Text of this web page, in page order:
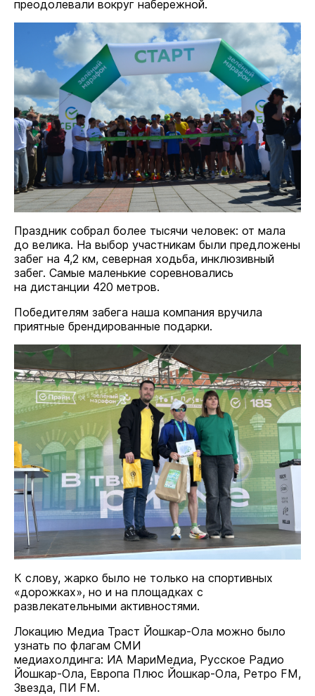
преодолевали вокруг набережной.
Праздник собрал более тысячи человек: от мала
до велика. На выбор участникам были предложены
забег на 4,2 км, северная ходьба, инклюзивный
забег. Самые маленькие соревновались
на дистанции 420 метров.
Победителям забега наша компания вручила
приятные брендированные подарки.
К слову, жарко было не только на спортивных
«дорожках», но и на площадках с
развлекательными активностями.
Локацию Медиа Траст Йошкар-Ола можно было
узнать по флагам СМИ
медиахолдинга: ИА МариМедиа, Русское Радио
Йошкар-Ола, Европа Плюс Йошкар-Ола, Ретро FM,
Звезда, ПИ FM.